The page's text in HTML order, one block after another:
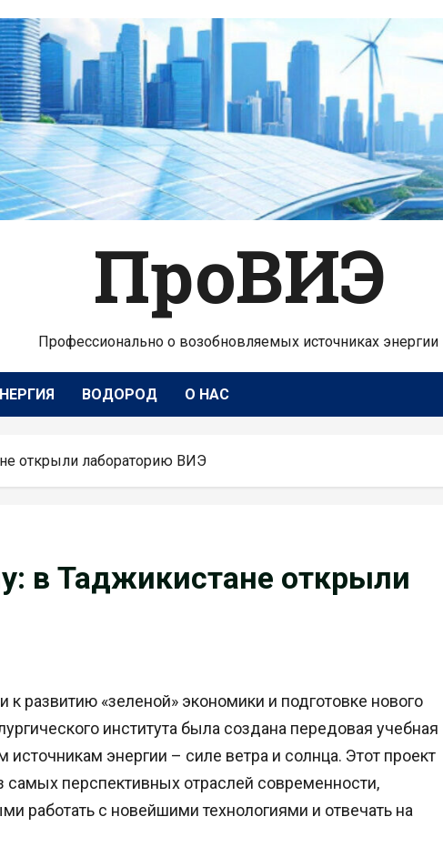
ПроВИЭ
Профессионально о возобновляемых источниках энергии
ВОДОРОД О НАС
открыли лабораторию ВИЭ
в Таджикистане открыли
развитию «зеленой» экономики и подготовке нового
института была создана передовая учебная
энергии – силе ветра и солнца. Этот проект
самых перспективных отраслей современности,
работать с новейшими технологиями и отвечать на